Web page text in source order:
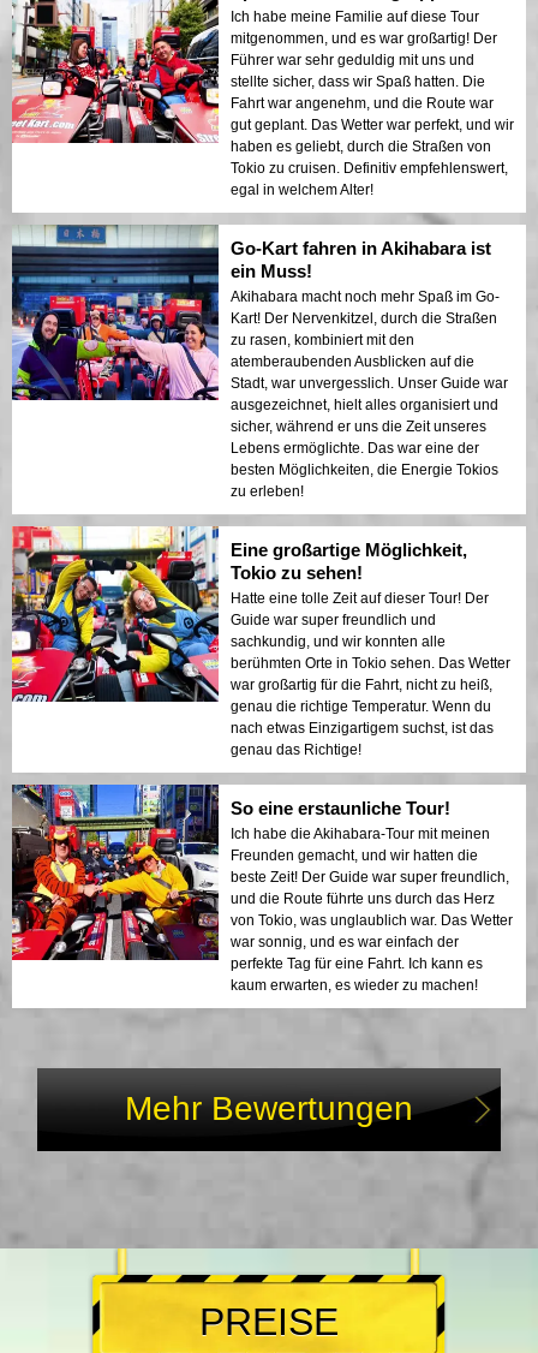
Ich habe meine Familie auf diese Tour
mitgenommen, und es war großartig! Der
Führer war sehr geduldig mit uns und
stellte sicher, dass wir Spaß hatten. Die
Fahrt war angenehm, und die Route war
gut geplant. Das Wetter war perfekt, und wir
haben es geliebt, durch die Straßen von
Tokio zu cruisen. Definitiv empfehlenswert,
egal in welchem Alter!
Go-Kart fahren in Akihabara ist
ein Muss!
Akihabara macht noch mehr Spaß im Go-
Kart! Der Nervenkitzel, durch die Straßen
zu rasen, kombiniert mit den
atemberaubenden Ausblicken auf die
Stadt, war unvergesslich. Unser Guide war
ausgezeichnet, hielt alles organisiert und
sicher, während er uns die Zeit unseres
Lebens ermöglichte. Das war eine der
besten Möglichkeiten, die Energie Tokios
zu erleben!
Eine großartige Möglichkeit,
Tokio zu sehen!
Hatte eine tolle Zeit auf dieser Tour! Der
Guide war super freundlich und
sachkundig, und wir konnten alle
berühmten Orte in Tokio sehen. Das Wetter
war großartig für die Fahrt, nicht zu heiß,
genau die richtige Temperatur. Wenn du
nach etwas Einzigartigem suchst, ist das
genau das Richtige!
So eine erstaunliche Tour!
Ich habe die Akihabara-Tour mit meinen
Freunden gemacht, und wir hatten die
beste Zeit! Der Guide war super freundlich,
und die Route führte uns durch das Herz
von Tokio, was unglaublich war. Das Wetter
war sonnig, und es war einfach der
perfekte Tag für eine Fahrt. Ich kann es
kaum erwarten, es wieder zu machen!
Mehr Bewertungen
PREISE